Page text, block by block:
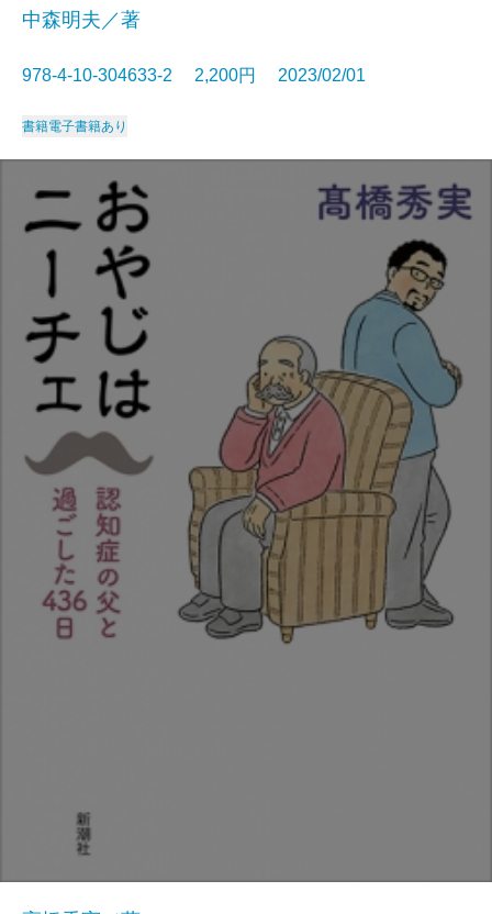
中森明夫／著
978-4-10-304633-2 2,200円 2023/02/01
書籍電子書籍あり